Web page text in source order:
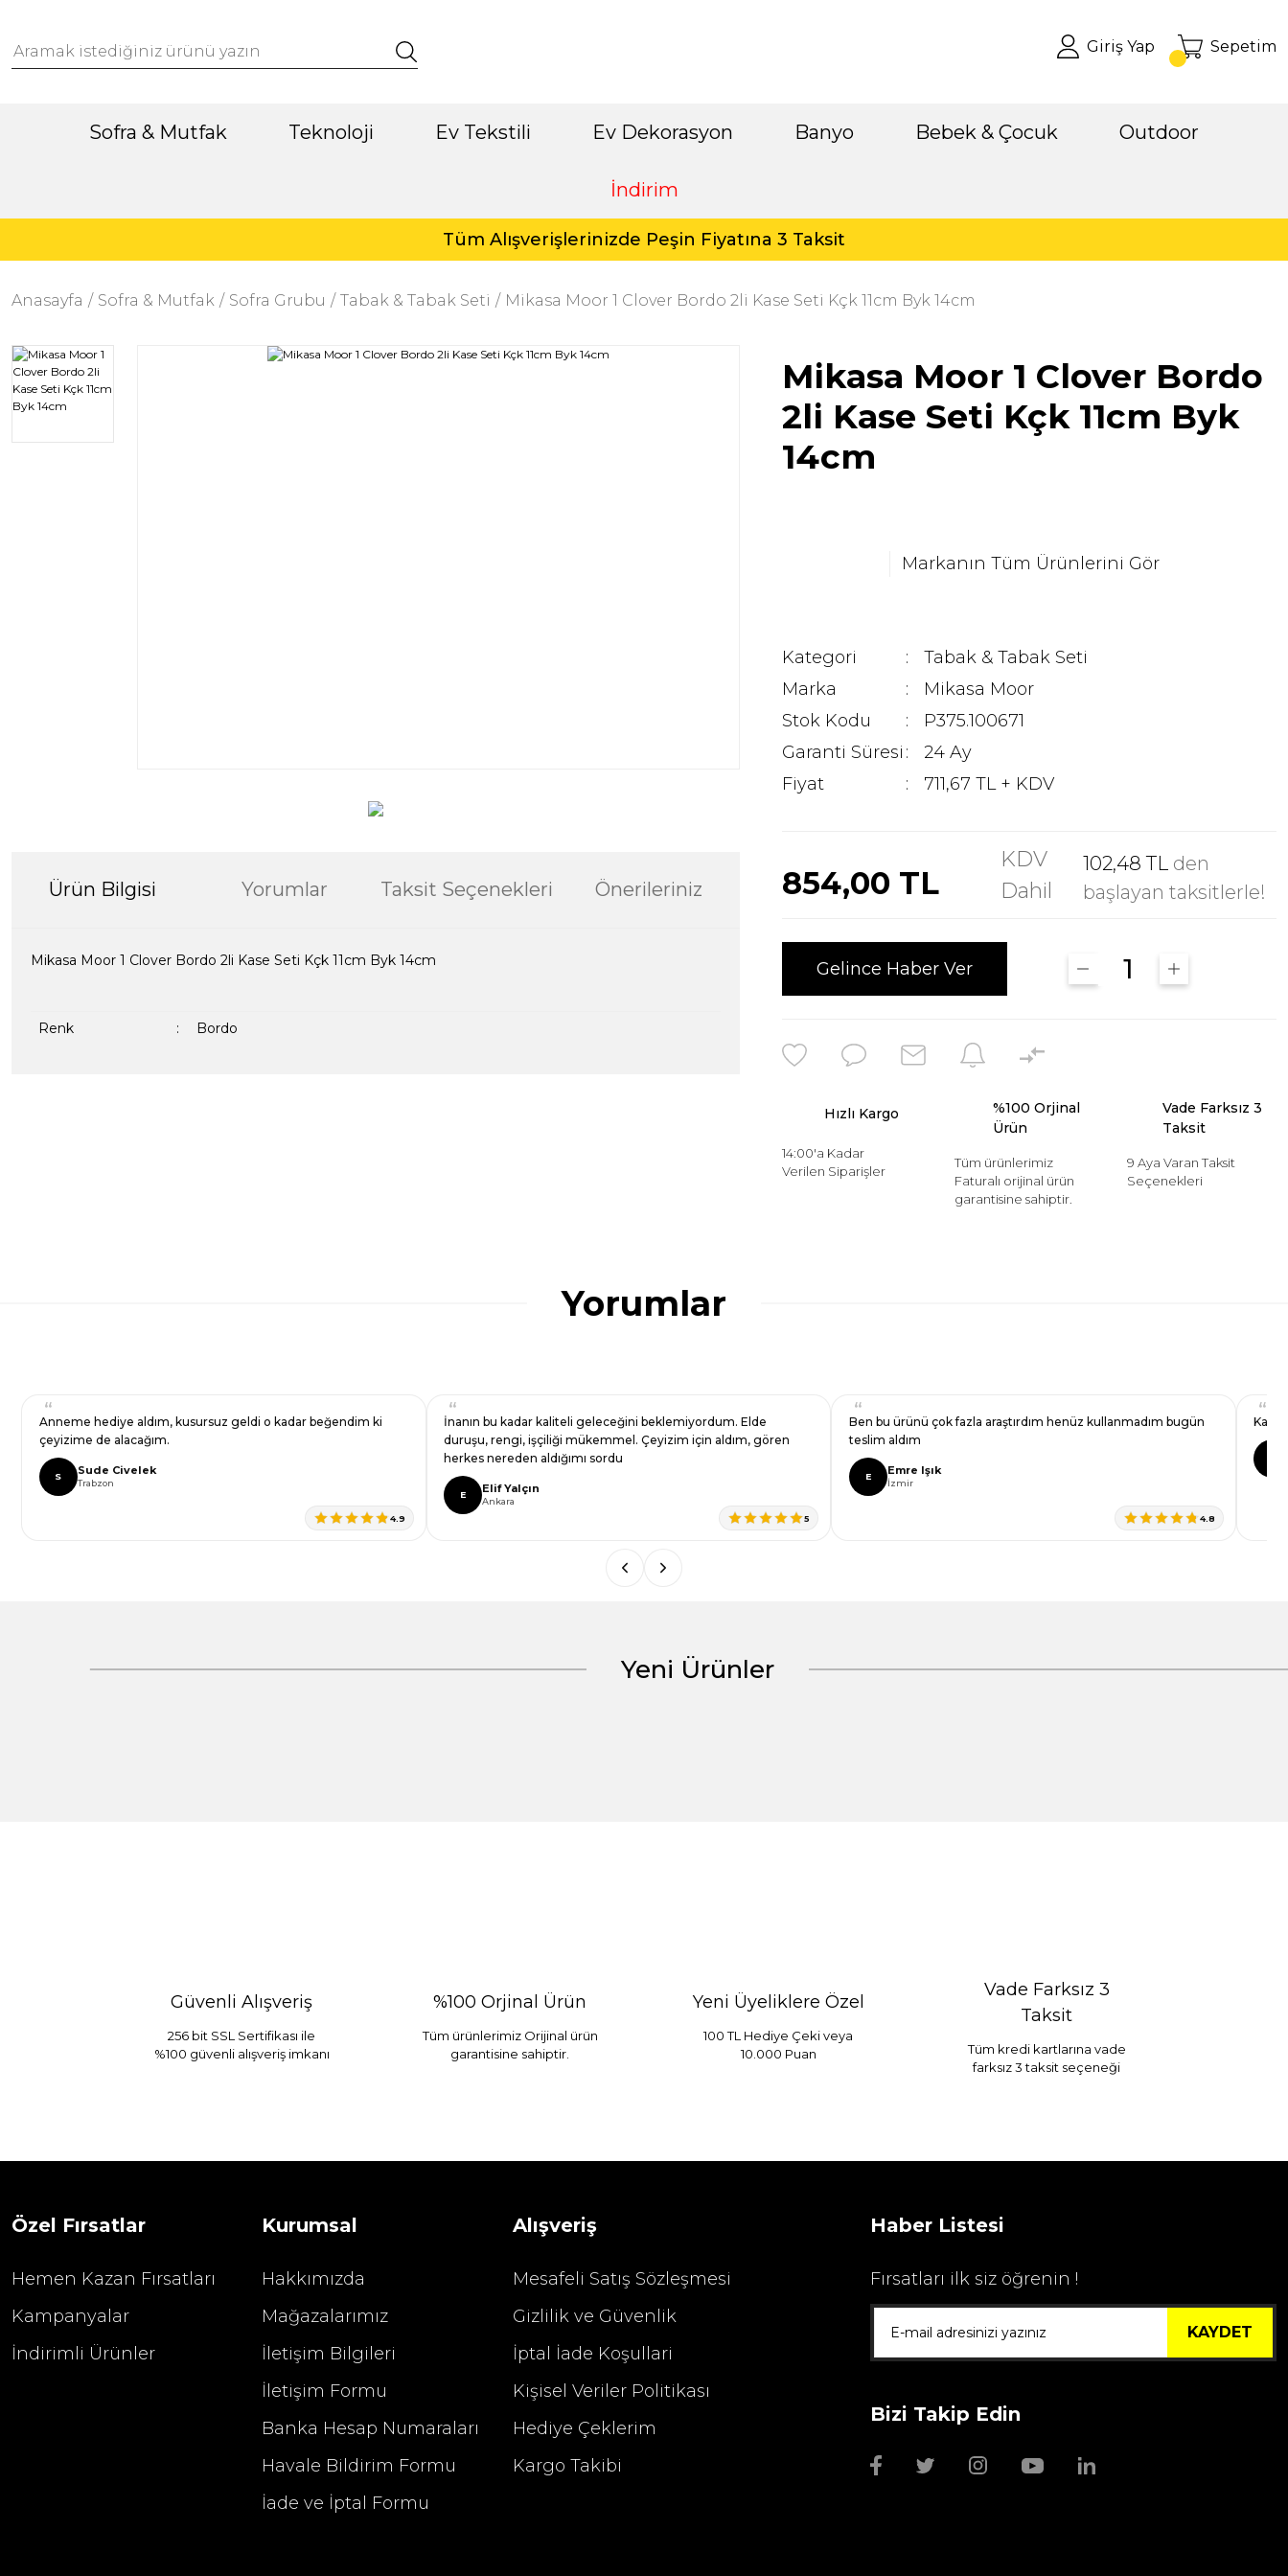
Giriş Yap Sepetim
Sofra & Mutfak Teknoloji Ev Tekstili Ev Dekorasyon Banyo Bebek & Çocuk Outdoor
İndirim
Tüm Alışverişlerinizde Peşin Fiyatına 3 Taksit
Anasayfa Sofra & Mutfak Sofra Grubu Tabak & Tabak Seti Mikasa Moor 1 Clover Bordo 2li Kase Seti Kçk 11cm Byk 14cm
Ürün Bilgisi Yorumlar Taksit Seçenekleri Önerileriniz
Mikasa Moor 1 Clover Bordo 2li Kase Seti Kçk 11cm Byk 14cm
Renk : Bordo
Gönder
Mikasa Moor 1 Clover Bordo
2li Kase Seti Kçk 11cm Byk
14cm
Markanın Tüm Ürünlerini Gör
Kategori
Tabak & Tabak Seti
Marka
Mikasa Moor
Stok Kodu
P375.100671
Garanti Süresi
24 Ay
Fiyat
711,67 TL + KDV
854,00 TL
KDV
Dahil
102,48 TL den
başlayan taksitlerle!
Gelince Haber Ver
Hızlı Kargo
14:00'a Kadar
Verilen Siparişler
%100 Orjinal
Ürün
Tüm ürünlerimiz
Faturalı orijinal ürün
garantisine sahiptir.
Vade Farksız 3
Taksit
9 Aya Varan Taksit
Seçenekleri
Yorumlar
Anneme hediye aldım, kusursuz geldi o kadar beğendim ki
çeyizime de alacağım.
S Sude Civelek
Trabzon
4.9
İnanın bu kadar kaliteli geleceğini beklemiyordum. Elde
duruşu, rengi, işçiliği mükemmel. Çeyizim için aldım, gören
herkes nereden aldığımı sordu
E Elif Yalçın
Ankara
5
Ben bu ürünü çok fazla araştırdım henüz kullanmadım bugün
teslim aldım
E Emre Işık
İzmir
4.8
Yeni Ürünler
2.400,00 TL 1.680,00 TL
Wmf Bıçak Bileyi
Güvenli Alışveriş
256 bit SSL Sertifikası ile
%100 güvenli alışveriş imkanı
%100 Orjinal Ürün
Tüm ürünlerimiz Orijinal ürün
garantisine sahiptir.
Yeni Üyeliklere Özel
100 TL Hediye Çeki veya
10.000 Puan
Vade Farksız 3
Taksit
Tüm kredi kartlarına vade
farksız 3 taksit seçeneği
Özel Fırsatlar
Hemen Kazan Fırsatları
Kampanyalar
İndirimli Ürünler
Kurumsal
Hakkımızda
Mağazalarımız
İletişim Bilgileri
İletişim Formu
Banka Hesap Numaraları
Havale Bildirim Formu
İade ve İptal Formu
Alışveriş
Mesafeli Satış Sözleşmesi
Gizlilik ve Güvenlik
İptal İade Koşullari
Kişisel Veriler Politikası
Hediye Çeklerim
Kargo Takibi
Haber Listesi
Fırsatları ilk siz öğrenin !
KAYDET
Bizi Takip Edin